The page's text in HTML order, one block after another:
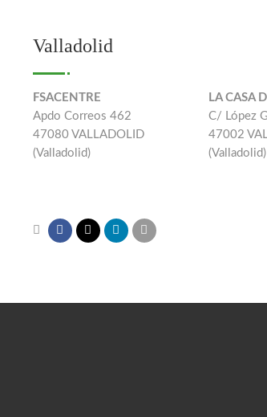
Valladolid
FSACENTRE
Apdo Correos 462
47080 VALLADOLID
(Valladolid)
LA CASA
C/ López
47002
(Valladolid)